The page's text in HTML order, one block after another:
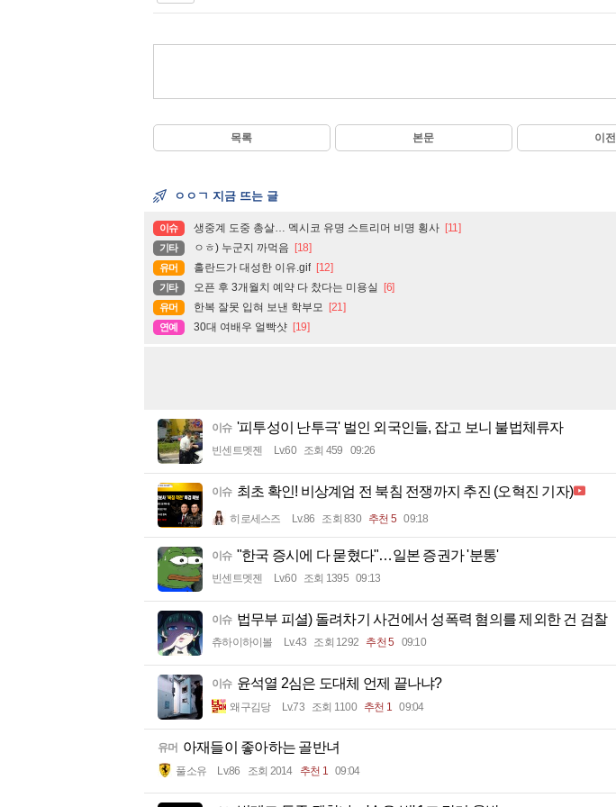
목록 본문 이전
ㅇㅇㄱ 지금 뜨는 글
이슈 생중계 도중 총살… 멕시코 유명 스트리머 비명 횡사 [11]
기타 ㅇㅎ) 누군지 까먹음 [18]
유머 홀란드가 대성한 이유.gif [12]
기타 오픈 후 3개월치 예약 다 찼다는 미용실 [6]
유머 한복 잘못 입혀 보낸 학부모 [21]
연예 30대 여배우 얼빡샷 [19]
이슈 '피투성이 난투극' 벌인 외국인들, 잡고 보니 불법체류자
빈센트멧젠 Lv.60 조회 459 09:26
이슈 최초 확인! 비상계엄 전 북침 전쟁까지 추진 (오혁진 기자)
히로세스즈 Lv.86 조회 830 추천 5 09:18
이슈 "한국 증시에 다 묻혔다"…일본 증권가 '분통'
빈센트멧젠 Lv.60 조회 1395 09:13
이슈 법무부 피셜) 돌려차기 사건에서 성폭력 혐의를 제외한 건 검찰
츄하이하이볼 Lv.43 조회 1292 추천 5 09:10
이슈 윤석열 2심은 도대체 언제 끝나냐?
왜구김당 Lv.73 조회 1100 추천 1 09:04
유머 아재들이 좋아하는 골반녀
풀소유 Lv.86 조회 2014 추천 1 09:04